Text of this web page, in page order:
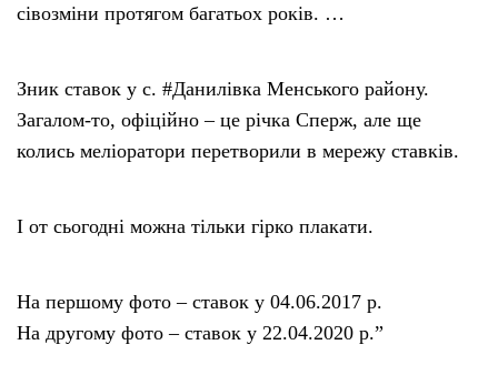
сівозміни протягом багатьох років. …
Зник ставок у с. #Данилівка Менського району.
Загалом-то, офіційно – це річка Сперж, але ще
колись меліоратори перетворили в мережу ставків.
І от сьогодні можна тільки гірко плакати.
На першому фото – ставок у 04.06.2017 р.
На другому фото – ставок у 22.04.2020 р.”